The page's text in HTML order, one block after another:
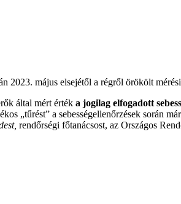
2023. május elsejétől a régről örökölt
által mért érték a jogilag elfogadott
„tűrést” a sebességellenőrzések során
rendőrségi főtanácsost, az Országos